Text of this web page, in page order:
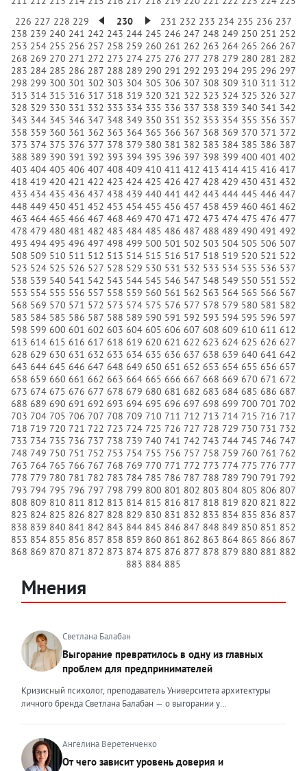
226 227 228 229 230 231 232 233 234 235 236 237
238 239 240 241 242 243 244 245 246 247 248 249 250 251 252
253 254 255 256 257 258 259 260 261 262 263 264 265 266 267
268 269 270 271 272 273 274 275 276 277 278 279 280 281 282
283 284 285 286 287 288 289 290 291 292 293 294 295 296 297
298 299 300 301 302 303 304 305 306 307 308 309 310 311 312
313 314 315 316 317 318 319 320 321 322 323 324 325 326 327
328 329 330 331 332 333 334 335 336 337 338 339 340 341 342
343 344 345 346 347 348 349 350 351 352 353 354 355 356 357
358 359 360 361 362 363 364 365 366 367 368 369 370 371 372
373 374 375 376 377 378 379 380 381 382 383 384 385 386 387
388 389 390 391 392 393 394 395 396 397 398 399 400 401 402
403 404 405 406 407 408 409 410 411 412 413 414 415 416 417
418 419 420 421 422 423 424 425 426 427 428 429 430 431 432
433 434 435 436 437 438 439 440 441 442 443 444 445 446 447
448 449 450 451 452 453 454 455 456 457 458 459 460 461 462
463 464 465 466 467 468 469 470 471 472 473 474 475 476 477
478 479 480 481 482 483 484 485 486 487 488 489 490 491 492
493 494 495 496 497 498 499 500 501 502 503 504 505 506 507
508 509 510 511 512 513 514 515 516 517 518 519 520 521 522
523 524 525 526 527 528 529 530 531 532 533 534 535 536 537
538 539 540 541 542 543 544 545 546 547 548 549 550 551 552
553 554 555 556 557 558 559 560 561 562 563 564 565 566 567
568 569 570 571 572 573 574 575 576 577 578 579 580 581 582
583 584 585 586 587 588 589 590 591 592 593 594 595 596 597
598 599 600 601 602 603 604 605 606 607 608 609 610 611 612
613 614 615 616 617 618 619 620 621 622 623 624 625 626 627
628 629 630 631 632 633 634 635 636 637 638 639 640 641 642
643 644 645 646 647 648 649 650 651 652 653 654 655 656 657
658 659 660 661 662 663 664 665 666 667 668 669 670 671 672
673 674 675 676 677 678 679 680 681 682 683 684 685 686 687
688 689 690 691 692 693 694 695 696 697 698 699 700 701 702
703 704 705 706 707 708 709 710 711 712 713 714 715 716 717
718 719 720 721 722 723 724 725 726 727 728 729 730 731 732
733 734 735 736 737 738 739 740 741 742 743 744 745 746 747
748 749 750 751 752 753 754 755 756 757 758 759 760 761 762
763 764 765 766 767 768 769 770 771 772 773 774 775 776 777
778 779 780 781 782 783 784 785 786 787 788 789 790 791 792
793 794 795 796 797 798 799 800 801 802 803 804 805 806 807
808 809 810 811 812 813 814 815 816 817 818 819 820 821 822
823 824 825 826 827 828 829 830 831 832 833 834 835 836 837
838 839 840 841 842 843 844 845 846 847 848 849 850 851 852
853 854 855 856 857 858 859 860 861 862 863 864 865 866 867
868 869 870 871 872 873 874 875 876 877 878 879 880 881 882
883 884 885
Мнения
Светлана Балабан
Выгорание превратилось в одну из главных
проблем для предпринимателей
Кризисный психолог, преподаватель Университета архитектуры
личного бренда Светлана Балабан — о выгорании у
проблемой, однако выгорание у предпринимателей заметно
отличается от выгорания у наёмных сотрудников. Наёмный
Ангелина Веретенченко
От чего зависит уровень доверия и